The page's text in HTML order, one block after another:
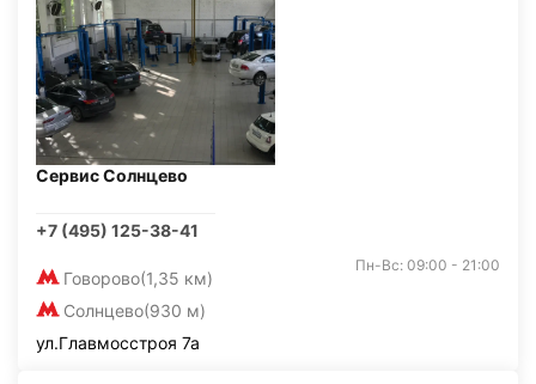
Сервис Солнцево
+7 (495) 125-38-41
Говорово(1,35 км)
Солнцево(930 м)
Пн-Вс: 09:00 - 21:00
ул.Главмосстроя 7а